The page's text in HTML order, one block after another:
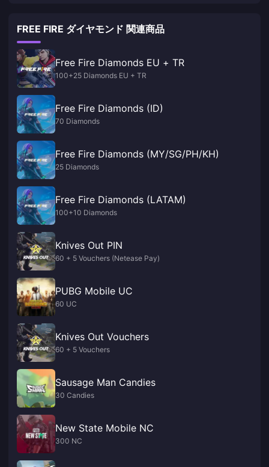
FREE FIRE ダイヤモンド 関連商品
Free Fire Diamonds EU + TR
100+25 Diamonds EU + TR
Free Fire Diamonds (ID)
70 Diamonds
Free Fire Diamonds (MY/SG/PH/KH)
25 Diamonds
Free Fire Diamonds (LATAM)
100+10 Diamonds
Knives Out PIN
60 + 5 Vouchers (Netease Pay)
PUBG Mobile UC
60 UC
Knives Out Vouchers
60 + 5 Vouchers
Sausage Man Candies
30 Candies
New State Mobile NC
300 NC